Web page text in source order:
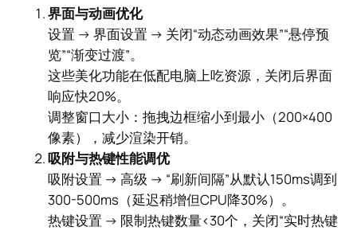
界面与动画优化
设置 → 界面设置 → 关闭“动态动画效果”“悬停预
览”“渐变过渡”。
这些美化功能在低配电脑上吃资源，关闭后界面
响应快20%。
调整窗口大小：拖拽边框缩小到最小（200×400
像素），减少渲染开销。
吸附与热键性能调优
吸附设置 → 高级 → “刷新间隔”从默认150ms调到
300-500ms（延迟稍增但CPU降30%）。
热键设置 → 限制热键数量<30个，关闭“实时热键